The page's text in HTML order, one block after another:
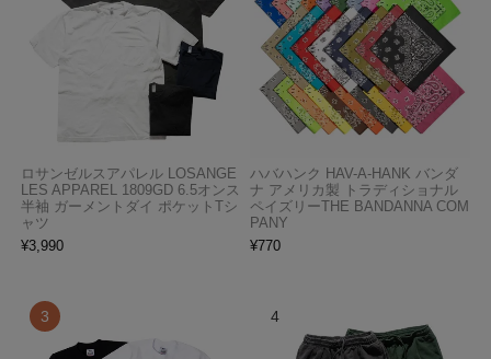
ロサンゼルスアパレル LOSANGE
LES APPAREL 1809GD 6.5オンス
半袖 ガーメントダイ ポケットTシ
ャツ
¥3,990
ハバハンク HAV-A-HANK バンダ
ナ アメリカ製 トラディショナル
ペイズリーTHE BANDANNA COM
PANY
¥770